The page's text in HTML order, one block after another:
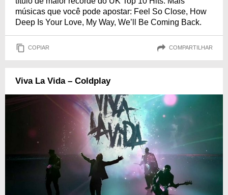
músicas que você pode apostar: Feel So Close, How
Deep Is Your Love, My Way, We’ll Be Coming Back.
COPIAR COMPARTILHAR
Viva La Vida – Coldplay